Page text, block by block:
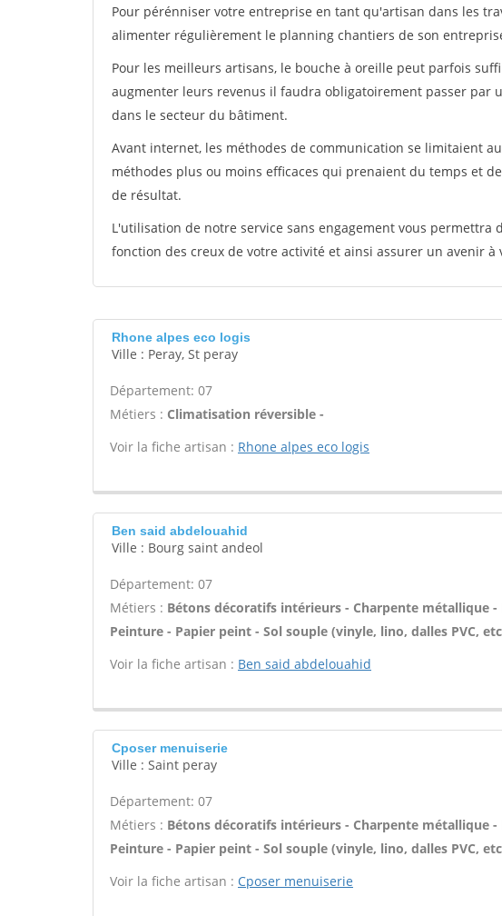
Pour pérénniser votre entreprise en tant qu'artisan dans les
alimenter régulièrement le planning chantiers de son
Pour les meilleurs artisans, le bouche à oreille peut parfois
augmenter leurs revenus il faudra obligatoirement passer par
dans le secteur du bâtiment.
Avant internet, les méthodes de communication se limitaient
méthodes plus ou moins efficaces qui prenaient du temps et
de résultat.
L'utilisation de notre service sans engagement vous permettra
fonction des creux de votre activité et ainsi assurer un avenir à
Rhone alpes eco logis
Ville : Peray, St peray
Département: 07
Métiers : Climatisation réversible -
Voir la fiche artisan : Rhone alpes eco logis
Ben said abdelouahid
Ville : Bourg saint andeol
Département: 07
Métiers : Bétons décoratifs intérieurs - Charpente métallique
Peinture - Papier peint - Sol souple (vinyle, lino, dalles PVC,
Voir la fiche artisan : Ben said abdelouahid
Cposer menuiserie
Ville : Saint peray
Département: 07
Métiers : Bétons décoratifs intérieurs - Charpente métallique
Peinture - Papier peint - Sol souple (vinyle, lino, dalles PVC,
Voir la fiche artisan : Cposer menuiserie